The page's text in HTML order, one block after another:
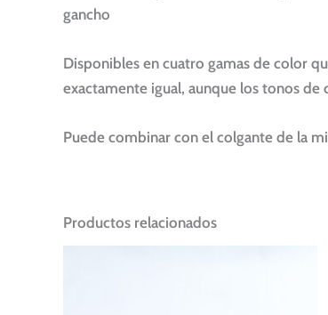
gancho
Disponibles en cuatro gamas de color
exactamente igual, aunque los tonos de
Puede combinar con el colgante de la
Productos relacionados